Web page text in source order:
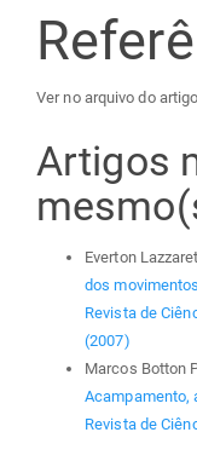
Ver no arquivo do
Artigos
Everton
dos
Revista de
(2007)
Marcos Botton
Acampamento,
Revista de